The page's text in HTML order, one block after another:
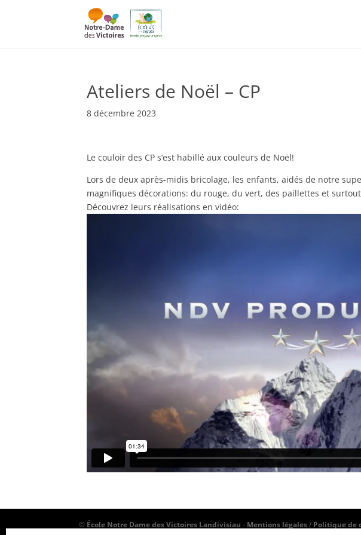
Ateliers de Noël – CP
8 décembre 2023
Le couloir des CP s’est habillé aux couleurs de Noël!
Lors de deux après-midis bricolage, les enfants, aidés de notre
magnifiques décorations: du rouge, du vert, des paillettes et
Découvrez leurs réalisations en vidéo:
© École Notre Dame des Victoires Landivisiau - Mentions légales/ Politique de